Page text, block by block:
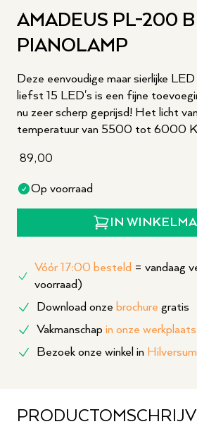
AMADEUS PL-200 B
PIANOLAMP
Deze eenvoudige maar sierlijke
liefst 15 LED's is een fijne
nu zeer scherp geprijsd! Het licht
temperatuur van 5500 tot 6000
89,00
Op voorraad
IN
Vóór 17:00 besteld = vandaag
voorraad)
Download onze brochure gratis
Vakmanschap in onze werkplaats
Bezoek onze winkel in Hilversum